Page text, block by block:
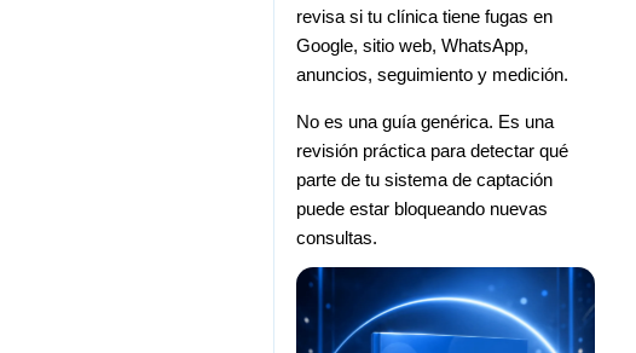
revisa si tu clínica tiene fugas en
Google, sitio web, WhatsApp,
anuncios, seguimiento y medición.
No es una guía genérica. Es una
revisión práctica para detectar qué
parte de tu sistema de captación
puede estar bloqueando nuevas
consultas.